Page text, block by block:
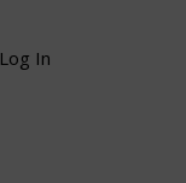
Log In